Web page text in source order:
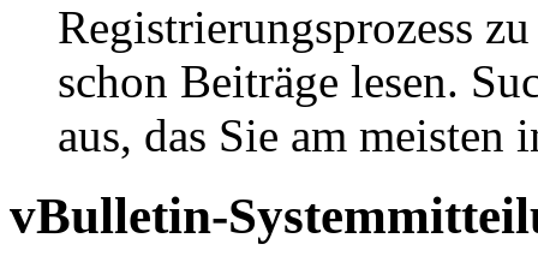
Registrierungsprozess
schon Beiträge lesen.
aus, das Sie am meisten
vBulletin-